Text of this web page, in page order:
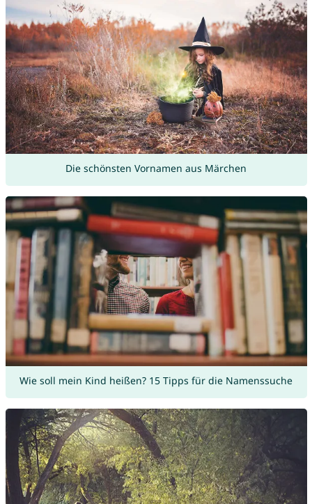
Die schönsten Vornamen aus Märchen
Wie soll mein Kind heißen? 15 Tipps für die Namenssuche